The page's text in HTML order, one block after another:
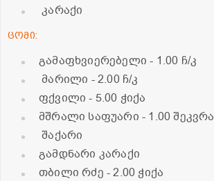
კარაქი
ცომი:
გამაფხვიერებელი- 1.00 ჩ/კ
მარილი - 2.00 ჩ/კ
ფქვილი- 5.00 ჭიქა
მშრალი საფუარი - 1.00 შეკვრა
შაქარი
გამდნარი კარაქი
თბილი რძე - 2.00 ჭიქა